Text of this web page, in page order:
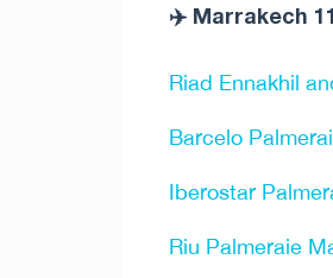
✈️ Marrakech
Riad Ennakhil
Barcelo
Iberostar
Riu Palmeraie